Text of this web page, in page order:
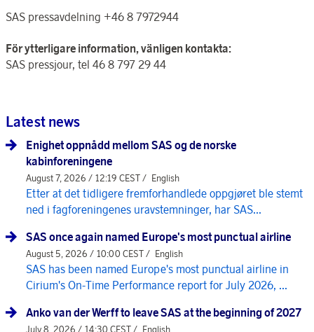
SAS pressavdelning +46 8 7972944
För ytterligare information, vänligen kontakta:
SAS pressjour, tel 46 8 797 29 44
Latest news
Enighet oppnådd mellom SAS og de norske
kabinforeningene
August 7, 2026 / 12:19 CEST / English
Etter at det tidligere fremforhandlede oppgjøret ble stemt
ned i fagforeningenes uravstemninger, har SAS...
SAS once again named Europe's most punctual airline
August 5, 2026 / 10:00 CEST / English
SAS has been named Europe's most punctual airline in
Cirium's On-Time Performance report for July 2026, ...
Anko van der Werff to leave SAS at the beginning of 2027
July 8, 2026 / 14:30 CEST / English